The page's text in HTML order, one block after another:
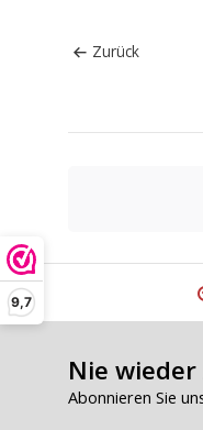
9,7
Zurück
Nie
Abonnieren Sie